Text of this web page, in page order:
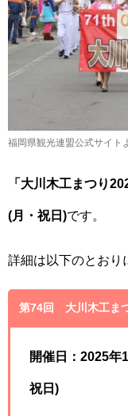
福岡県観光連盟公式サイト
「大川木工まつり
(月・祝日)です。
詳細は以下のとおり
第74回 大川木工ま
開催日：2025年
祝日)